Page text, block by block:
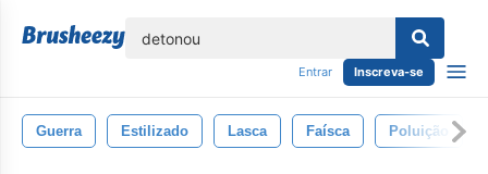
Entrar Inscreva-se
Guerra Estilizado Lasca Faísca Poluição